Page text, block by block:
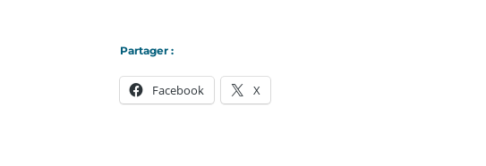
Partager :
Facebook X